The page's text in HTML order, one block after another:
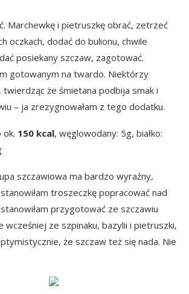
Marchewkę i pietruszkę obrać, zetrzeć
oczkach, dodać do bulionu, chwile
posiekany szczaw, zagotować.
gotowanym na twardo. Niektórzy
twierdząc że śmietana podbija smak i
– ja zrezygnowałam z tego dodatku.
ok. 150 kcal, węglowodany: 5g, białko:
szczawiowa ma bardzo wyraźny,
troszeczkę popracować nad
przygotować ze szczawiu
wcześniej ze szpinaku, bazylii i pietruszki,
że szczaw też się nada. Nie